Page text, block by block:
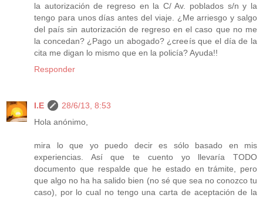
la autorización de regreso en la C/ Av. poblados s/n y la
tengo para unos días antes del viaje. ¿Me arriesgo y salgo
del país sin autorización de regreso en el caso que no me
la concedan? ¿Pago un abogado? ¿creeís que el día de la
cita me digan lo mismo que en la policía? Ayuda!!
Responder
I.E
28/6/13, 8:53
Hola anónimo,
mira lo que yo puedo decir es sólo basado en mis
experiencias. Así que te cuento yo llevaría TODO
documento que respalde que he estado en trámite, pero
que algo no ha ha salido bien (no sé que sea no conozco tu
caso), por lo cual no tengo una carta de aceptación de la